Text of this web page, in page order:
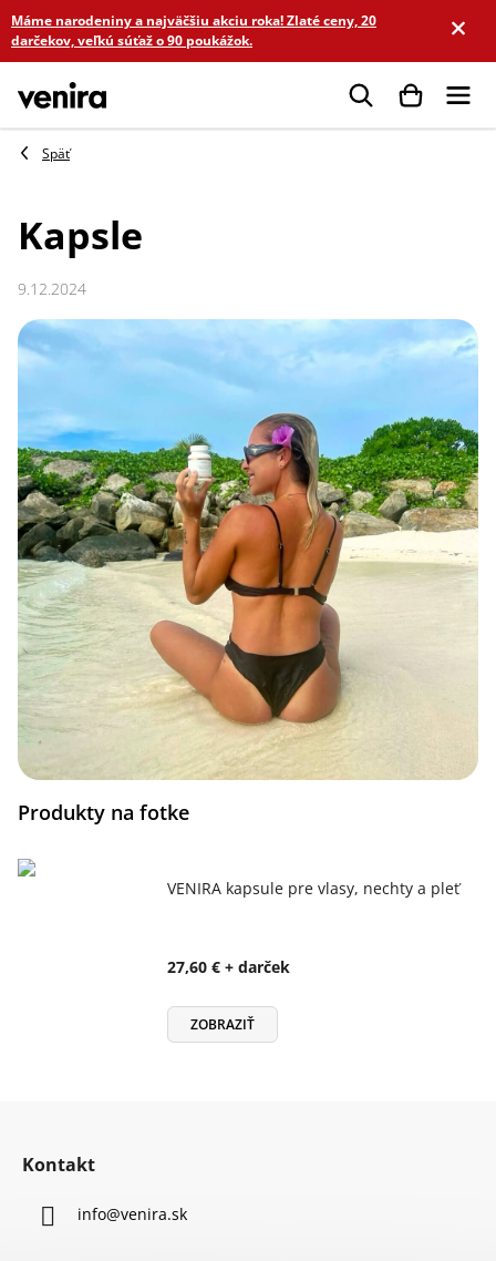
Prejsť
na
obsah
Máme narodeniny a najväčšiu akciu roka! Zlaté ceny, 20
darčekov, veľkú súťaž o 90 poukážok.
Hľadať
Kapsle
9.12.2024
Produkty na fotke
VENIRA kapsule pre vlasy, nechty a pleť
27,60 € + darček
ZOBRAZIŤ
Kontakt
info@venira.sk